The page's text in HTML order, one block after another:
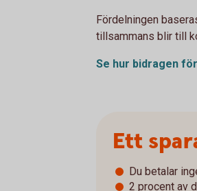
Fördelningen
tillsammans blir till
Se hur bidragen
Ett
Du betalar
2 procent av